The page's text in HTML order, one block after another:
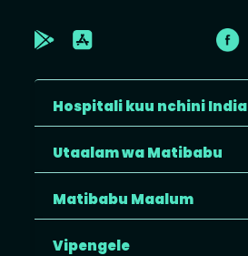
Hospitali kuu nchini India
Utaalam wa Matibabu
Matibabu Maalum
Vipengele